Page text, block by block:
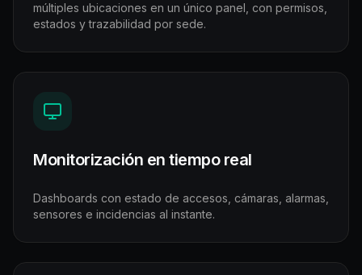
múltiples ubicaciones en un único panel, con permisos,
estados y trazabilidad por sede.
Monitorización en tiempo real
Dashboards con estado de accesos, cámaras, alarmas,
sensores e incidencias al instante.